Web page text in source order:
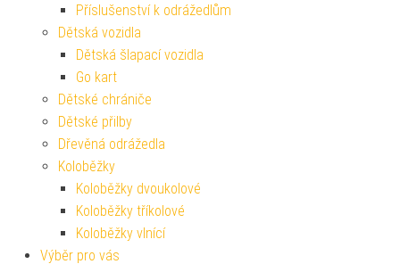
Příslušenství k odrážedlům
Dětská vozidla
Dětská šlapací vozidla
Go kart
Dětské chrániče
Dětské přilby
Dřevěná odrážedla
Koloběžky
Koloběžky dvoukolové
Koloběžky tříkolové
Koloběžky vlnící
Výběr pro vás